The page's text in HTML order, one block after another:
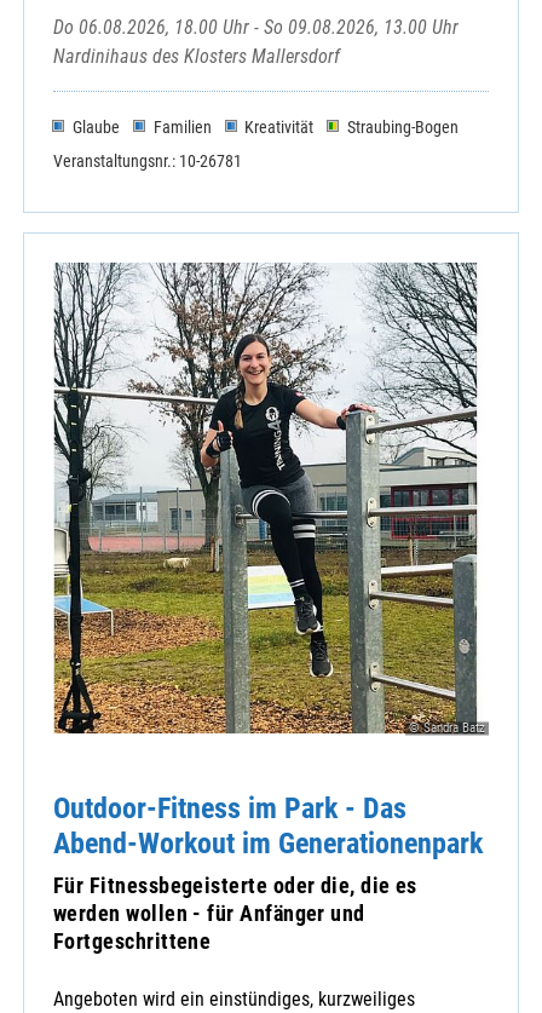
Do 06.08.2026, 18.00 Uhr - So 09.08.2026, 13.00 Uhr
Nardinihaus des Klosters Mallersdorf
Glaube Familien Kreativität
Straubing-Bogen
Veranstaltungsnr.: 10-26781
© Sandra Batz
Outdoor-Fitness im Park - Das
Abend-Workout im Generationenpark
Für Fitnessbegeisterte oder die, die es
werden wollen - für Anfänger und
Fortgeschrittene
Angeboten wird ein einstündiges, kurzweiliges